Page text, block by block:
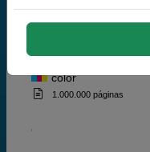
color
1.000.000 páginas